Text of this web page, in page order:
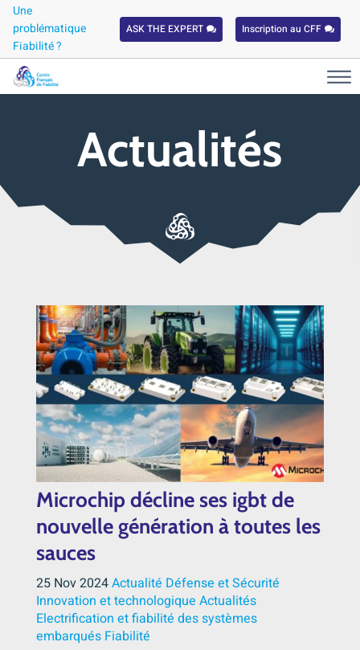
Une
problématique
Fiabilité ?
ASK THE EXPERT Inscription au CFF
Actualités
Microchip décline ses igbt de
nouvelle génération à toutes les
sauces
25 Nov 2024Actualité Défense et Sécurité
Innovation et technologique Actualités
Electrification et fiabilité des systèmes
embarqués Fiabilité